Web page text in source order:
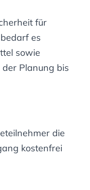
für
es
sowie
Planung bis
die
kostenfrei